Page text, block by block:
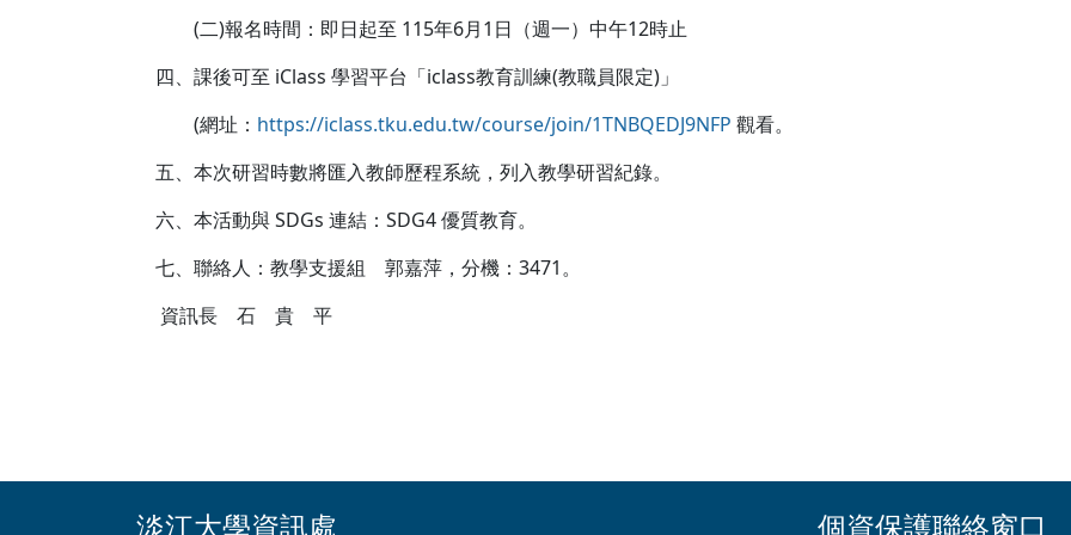
(二)報名時間：即日起至 115年6月1日（週一）中午12時止
四、課後可至 iClass 學習平台「iclass教育訓練(教職員限定)」
(網址： https://iclass.tku.edu.tw/course/join/1TNBQEDJ9NFP 觀看。
五、本次研習時數將匯入教師歷程系統，列入教學研習紀錄。
六、本活動與 SDGs 連結：SDG4 優質教育。
七、聯絡人：教學支援組 郭嘉萍，分機：3471。
資訊長 石 貴 平
淡江大學資訊處 個資保護聯絡窗口